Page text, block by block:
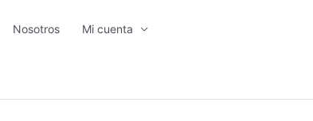
Nosotros Mi cuenta